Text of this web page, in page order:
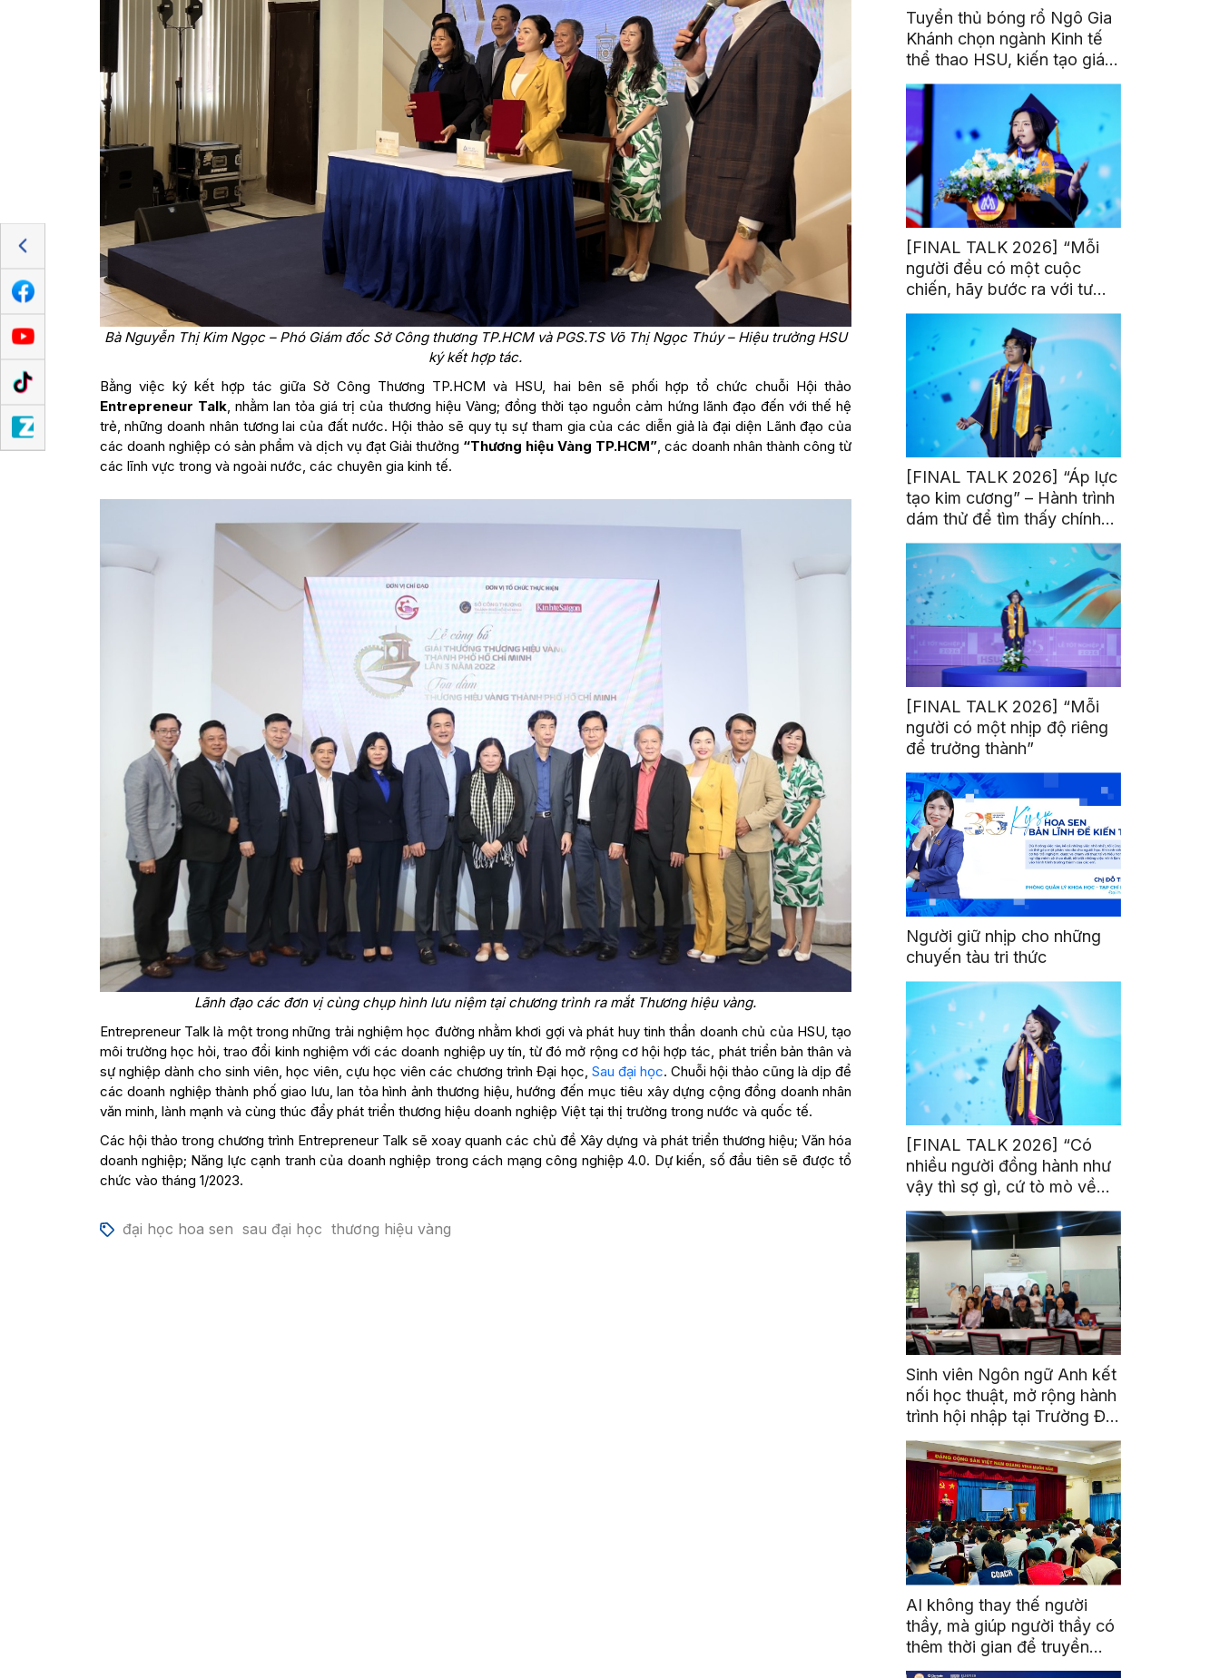
Bà Nguyễn Thị Kim Ngọc – Phó Giám đốc Sở Công thương TP.HCM và PGS.TS Võ Thị Ngọc Thúy – Hiệu trưởng HSU
ký kết hợp tác.
Bằng việc ký kết hợp tác giữa Sở Công Thương TP.HCM và HSU, hai bên sẽ phối hợp tổ chức chuỗi Hội thảo
Entrepreneur Talk, nhằm lan tỏa giá trị của thương hiệu Vàng; đồng thời tạo nguồn cảm hứng lãnh đạo đến với thế hệ
trẻ, những doanh nhân tương lai của đất nước. Hội thảo sẽ quy tụ sự tham gia của các diễn giả là đại diện Lãnh đạo của
các doanh nghiệp có sản phẩm và dịch vụ đạt Giải thưởng “Thương hiệu Vàng TP.HCM” , các doanh nhân thành công từ
các lĩnh vực trong và ngoài nước, các chuyên gia kinh tế.
Lãnh đạo các đơn vị cùng chụp hình lưu niệm tại chương trình ra mắt Thương hiệu vàng.
Entrepreneur Talk là một trong những trải nghiệm học đường nhằm khơi gợi và phát huy tinh thần doanh chủ của HSU, tạo
môi trường học hỏi, trao đổi kinh nghiệm với các doanh nghiệp uy tín, từ đó mở rộng cơ hội hợp tác, phát triển bản thân và
sự nghiệp dành cho sinh viên, học viên, cựu học viên các chương trình Đại học, Sau đại học. Chuỗi hội thảo cũng là dịp để
các doanh nghiệp thành phố giao lưu, lan tỏa hình ảnh thương hiệu, hướng đến mục tiêu xây dựng cộng đồng doanh nhân
văn minh, lành mạnh và cùng thúc đẩy phát triển thương hiệu doanh nghiệp Việt tại thị trường trong nước và quốc tế.
Các hội thảo trong chương trình Entrepreneur Talk sẽ xoay quanh các chủ đề Xây dựng và phát triển thương hiệu; Văn hóa
doanh nghiệp; Năng lực cạnh tranh của doanh nghiệp trong cách mạng công nghiệp 4.0. Dự kiến, số đầu tiên sẽ được tổ
chức vào tháng 1/2023.
đại học hoa sen sau đại học thương hiệu vàng
Tuyển thủ bóng rổ Ngô Gia
Khánh chọn ngành Kinh tế
thể thao HSU, kiến tạo giá
trị từ đam mê thể thao
[FINAL TALK 2026] “Mỗi
người đều có một cuộc
chiến, hãy bước ra với tư
thế của người chiến thắng”
[FINAL TALK 2026] “Áp lực
tạo kim cương” – Hành trình
dám thử để tìm thấy chính
mình
[FINAL TALK 2026] “Mỗi
người có một nhịp độ riêng
để trưởng thành”
Người giữ nhịp cho những
chuyến tàu tri thức
[FINAL TALK 2026] “Có
nhiều người đồng hành như
vậy thì sợ gì, cứ tò mò về
thế giới thôi”
Sinh viên Ngôn ngữ Anh kết
nối học thuật, mở rộng hành
trình hội nhập tại Trường Đại
học Quốc gia Malaysia
AI không thay thế người
thầy, mà giúp người thầy có
thêm thời gian để truyền
cảm hứng